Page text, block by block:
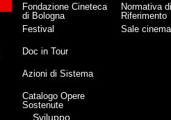
Fondazione Cineteca
di Bologna
Festival
Doc in Tour
Azioni di Sistema
Catalogo Opere
Sostenute
Sviluppo
Normativa di
Riferimento
Sale